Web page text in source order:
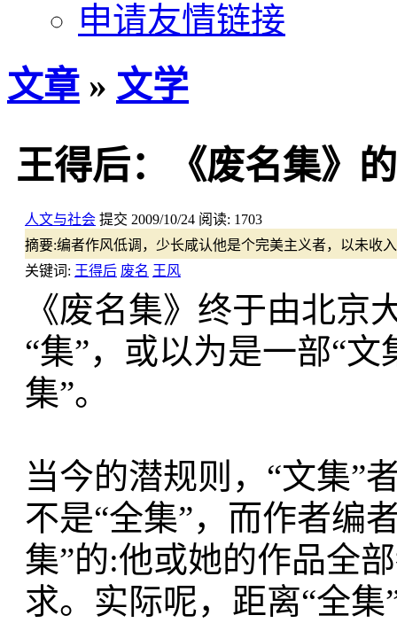
申请友情链接
文章 » 文学
王得后：《废名集》
人文与社会 提交 2009/10/24 阅读: 1703
摘要:编者作风低调，少长咸认他是个完美主义者，以未收
关键词: 王得后 废名 王风
《废名集》终于由北京
“集”，或以为是一部“
集”。
当今的潜规则，“文集”
不是“全集”，而作者编
集”的:他或她的作品全
求。实际呢，距离“全